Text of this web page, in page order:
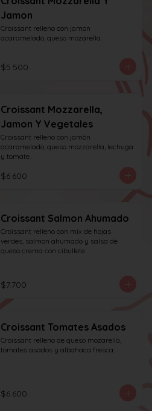
Jamon
Croissant relleno con jamon
acaramelado, queso mozarella.
$5.500
Croissant Mozzarella,
Jamon Y Vegetales
Croissant relleno con jamón
acaramelado, queso mozzarella, lechuga
y tomate.
$6.600
Croissant Salmon Ahumado
Croissant relleno con mix de hojas
verdes, salmon ahumado y salsa de
queso crema con cibullete.
$7.700
Croissant Tomates Asados
Croissant relleno de queso mozarella,
tomates asados y albahaca fresca.
$6.600